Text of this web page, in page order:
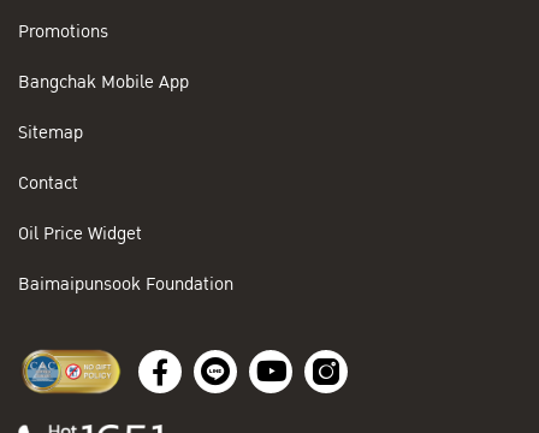
Promotions
Bangchak Mobile App
Sitemap
Contact
Oil Price Widget
Baimaipunsook Foundation